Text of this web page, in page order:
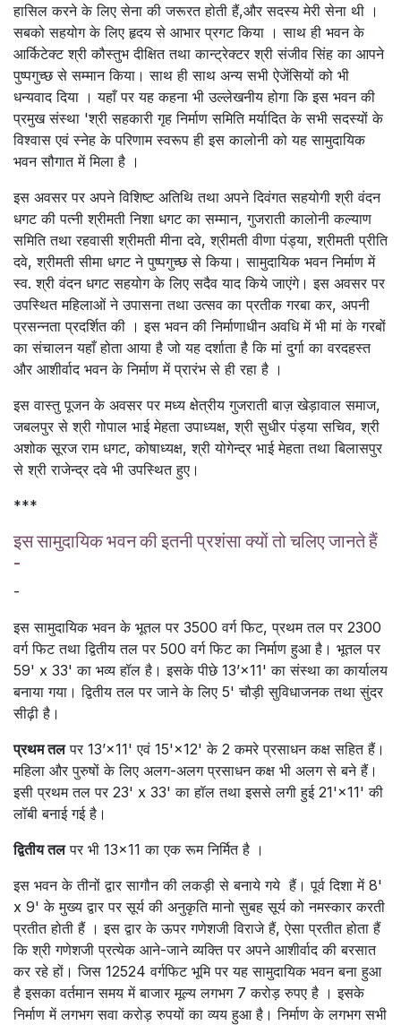
हासिल करने के लिए सेना की जरूरत होती हैं,और सदस्य मेरी सेना थी ।
सबको सहयोग के लिए हृदय से आभार प्रगट किया । साथ ही भवन के
आर्किटेक्ट श्री कौस्तुभ दीक्षित तथा कान्ट्रेक्टर श्री संजीव सिंह का आपने
पुष्पगुच्छ से सम्मान किया। साथ ही साथ अन्य सभी ऐजेंसियों को भी
धन्यवाद दिया । यहाँ पर यह कहना भी उल्लेखनीय होगा कि इस भवन की
प्रमुख संस्था 'श्री सहकारी गृह निर्माण समिति मर्यादित के सभी सदस्यों के
विश्वास एवं स्नेह के परिणाम स्वरूप ही इस कालोनी को यह सामुदायिक
भवन सौगात में मिला है ।
इस अवसर पर अपने विशिष्ट अतिथि तथा अपने दिवंगत सहयोगी श्री वंदन
धगट की पत्नी श्रीमती निशा धगट का सम्मान, गुजराती कालोनी कल्याण
समिति तथा रहवासी श्रीमती मीना दवे, श्रीमती वीणा पंड्या, श्रीमती प्रीति
दवे, श्रीमती सीमा धगट ने पुष्पगुच्छ से किया। सामुदायिक भवन निर्माण में
स्व. श्री वंदन धगट सहयोग के लिए सदैव याद किये जाएंगे। इस अवसर पर
उपस्थित महिलाओं ने उपासना तथा उत्सव का प्रतीक गरबा कर, अपनी
प्रसन्नता प्रदर्शित की । इस भवन की निर्माणाधीन अवधि में भी मां के गरबों
का संचालन यहाँ होता आया है जो यह दर्शाता है कि मां दुर्गा का वरदहस्त
और आशीर्वाद भवन के निर्माण में प्रारंभ से ही रहा है ।
इस वास्तु पूजन के अवसर पर मध्य क्षेत्रीय गुजराती बाज़ खेड़ावाल समाज,
जबलपुर से श्री गोपाल भाई मेहता उपाध्यक्ष, श्री सुधीर पंड्या सचिव, श्री
अशोक सूरज राम धगट, कोषाध्यक्ष, श्री योगेन्द्र भाई मेहता तथा बिलासपुर
से श्री राजेन्द्र दवे भी उपस्थित हुए।
***
इस सामुदायिक भवन की इतनी प्रशंसा क्यों तो चलिए जानते हैं
-
-
इस सामुदायिक भवन के भूतल पर 3500 वर्ग फिट, प्रथम तल पर 2300
वर्ग फिट तथा द्वितीय तल पर 500 वर्ग फिट का निर्माण हुआ है। भूतल पर
59' x 33' का भव्य हॉल है। इसके पीछे 13’×11' का संस्था का कार्यालय
बनाया गया। द्वितीय तल पर जाने के लिए 5' चौड़ी सुविधाजनक तथा सुंदर
सीढ़ी है।
प्रथम तलपर 13’×11' एवं 15'×12' के 2 कमरे प्रसाधन कक्ष सहित हैं।
महिला और पुरुषों के लिए अलग-अलग प्रसाधन कक्ष भी अलग से बने हैं।
इसी प्रथम तल पर 23' x 33' का हॉल तथा इससे लगी हुई 21'×11' की
लॉबी बनाई गई है।
द्वितीय तलपर भी 13×11 का एक रूम निर्मित है ।
इस भवन के तीनों द्वार सागौन की लकड़ी से बनाये गये हैं। पूर्व दिशा में 8'
x 9' के मुख्य द्वार पर सूर्य की अनुकृति मानो सुबह सूर्य को नमस्कार करती
प्रतीत होती हैं । इस द्वार के ऊपर गणेशजी विराजे हैं, ऐसा प्रतीत होता हैं
कि श्री गणेशजी प्रत्येक आने-जाने व्यक्ति पर अपने आशीर्वाद की बरसात
कर रहे हों। जिस 12524 वर्गफिट भूमि पर यह सामुदायिक भवन बना हुआ
है इसका वर्तमान समय में बाजार मूल्य लगभग 7 करोड़ रुपए है । इसके
निर्माण में लगभग सवा करोड़ रुपयों का व्यय हुआ है। निर्माण के लगभग सभी